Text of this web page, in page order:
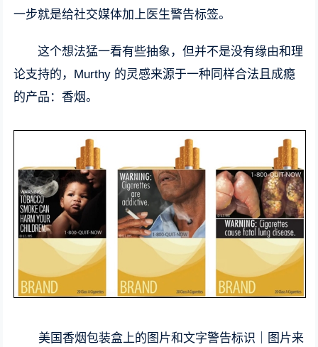
一步就是给社交媒体加上医生警告标签。
这个想法猛一看有些抽象，但并不是没有缘由和理
论支持的，Murthy 的灵感来源于一种同样合法且成瘾
的产品：香烟。
美国香烟包装盒上的图片和文字警告标识｜图片来